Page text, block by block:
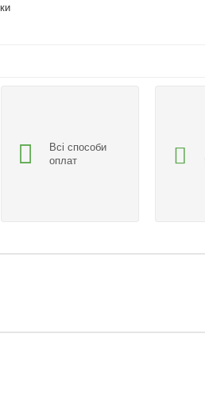
Всі способи
оплат